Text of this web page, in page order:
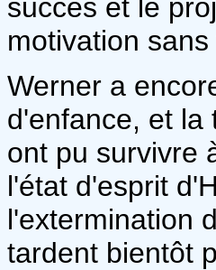
succès et le
motivation
Werner a
d'enfance, et la
ont pu survivre
l'état d'esprit
l'extermination
tardent bientôt